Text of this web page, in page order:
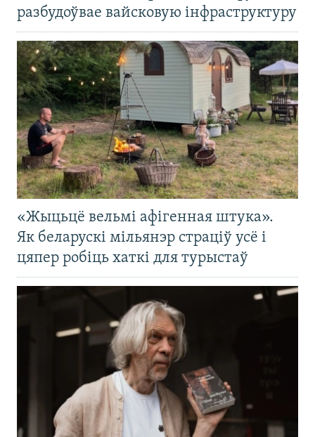
разбудоўвае вайсковую інфраструктуру
«Жыцьцё вельмі афігенная штука».
Як беларускі мільянэр страціў усё і
цяпер робіць хаткі для турыстаў